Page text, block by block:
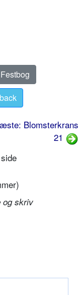
Blomsterkrans
21
og skriv